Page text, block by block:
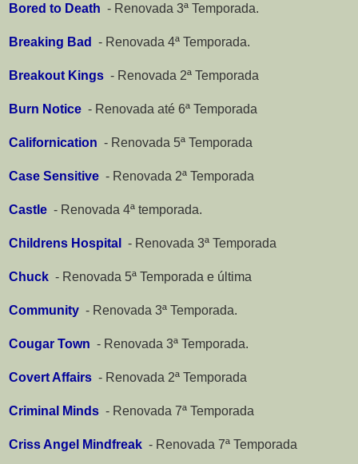
Bored to Death - Renovada 3ª Temporada.
Breaking Bad - Renovada 4ª Temporada.
Breakout Kings - Renovada 2ª Temporada
Burn Notice - Renovada até 6ª Temporada
Californication - Renovada 5ª Temporada
Case Sensitive - Renovada 2ª Temporada
Castle - Renovada 4ª temporada.
Childrens Hospital - Renovada 3ª Temporada
Chuck - Renovada 5ª Temporada e última
Community - Renovada 3ª Temporada.
Cougar Town - Renovada 3ª Temporada.
Covert Affairs - Renovada 2ª Temporada
Criminal Minds - Renovada 7ª Temporada
Criss Angel Mindfreak - Renovada 7ª Temporada